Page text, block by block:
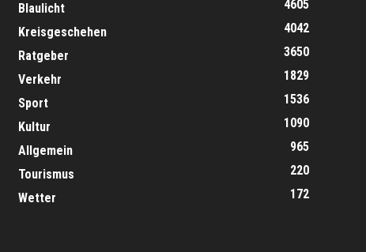
Blaulicht
4605
Kreisgeschehen
4042
Ratgeber
3650
Verkehr
1829
Sport
1536
Kultur
1090
Allgemein
965
Tourismus
220
Wetter
172